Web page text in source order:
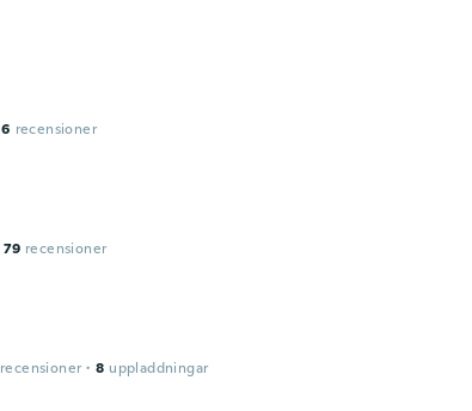
6 recensioner
79 recensioner
recensioner · 8 uppladdningar